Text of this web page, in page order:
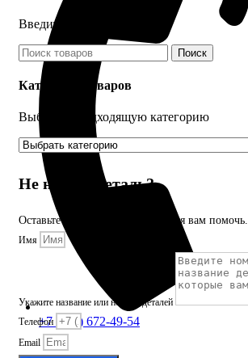
+7 (913) 672-49-54
Введите название детали
Поиск
Категории товаров
Выберите подходящую категорию
Не нашли деталь?
Оставьте заявку и мы постараемся вам помочь.
Имя
Укажите название или номера деталей
Телефон
Email